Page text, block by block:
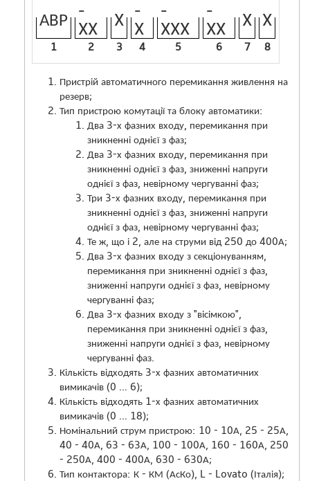
АВР -
XX
X -
X
-
XXX
-
XX
X X
1 2 3 4 5 6 7 8
Пристрій автоматичного перемикання живлення на
резерв;
Тип пристрою комутації та блоку автоматики:
Два 3-х фазних входу, перемикання при
зникненні однієї з фаз;
Два 3-х фазних входу, перемикання при
зникненні однієї з фаз, зниженні напруги
однієї з фаз, невірному чергуванні фаз;
Три 3-х фазних входу, перемикання при
зникненні однієї з фаз, зниженні напруги
однієї з фаз, невірному чергуванні фаз;
Те ж, що і 2, але на струми від 250 до 400А;
Два 3-х фазних входу з секціонуванням,
перемикання при зникненні однієї з фаз,
зниженні напруги однієї з фаз, невірному
чергуванні фаз;
Два 3-х фазних входу з "вісімкою",
перемикання при зникненні однієї з фаз,
зниженні напруги однієї з фаз, невірному
чергуванні фаз.
Кількість відходять 3-х фазних автоматичних
вимикачів (0 ... 6);
Кількість відходять 1-х фазних автоматичних
вимикачів (0 ... 18);
Номінальний струм пристрою: 10 - 10А, 25 - 25А,
40 - 40А, 63 - 63А, 100 - 100А, 160 - 160А, 250
- 250А, 400 - 400А, 630 - 630А;
Тип контактора: К - КМ (АсКо), L - Lovato (Італія);